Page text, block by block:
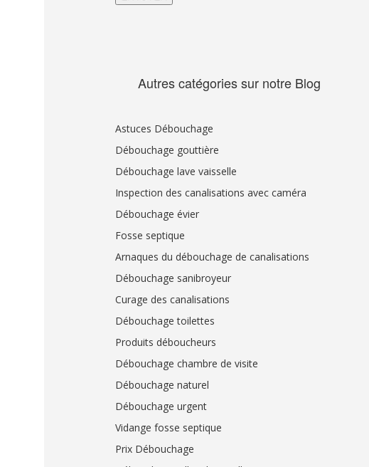
Autres catégories sur notre Blog
Astuces Débouchage
Débouchage gouttière
Débouchage lave vaisselle
Inspection des canalisations avec caméra
Débouchage évier
Fosse septique
Arnaques du débouchage de canalisations
Débouchage sanibroyeur
Curage des canalisations
Débouchage toilettes
Produits déboucheurs
Débouchage chambre de visite
Débouchage naturel
Débouchage urgent
Vidange fosse septique
Prix Débouchage